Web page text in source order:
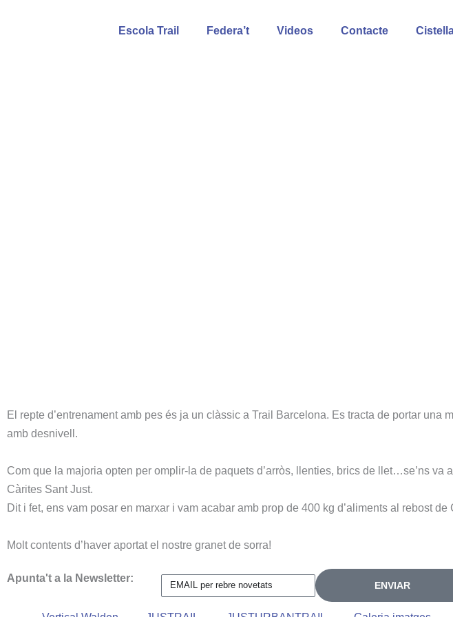
Escola Trail Federa’t Videos Contacte
El repte d’entrenament amb pes és ja un clàssic a Trail Barcelona. Es tracta de portar una
amb desnivell.
Com que la majoria opten per omplir-la de paquets d’arròs, llenties, brics de llet…se’ns va
Càrites Sant Just.
Dit i fet, ens vam posar en marxar i vam acabar amb prop de 400 kg d’aliments al rebost de
Molt contents d’haver aportat el nostre granet de sorra!
Apunta't a la Newsletter:
ENVIAR